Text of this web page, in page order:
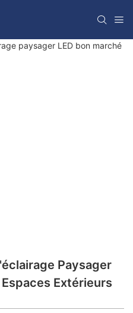
Paysager
Extérieurs